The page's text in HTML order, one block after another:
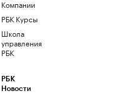
Компании
РБК Курсы
Школа
управления
РБК
РБК
Новости